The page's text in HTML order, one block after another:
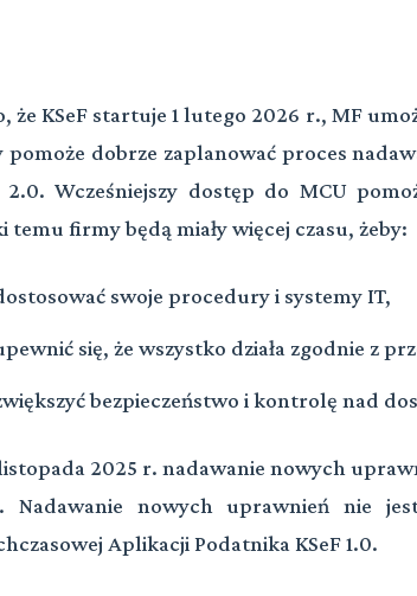
że KSeF startuje 1 lutego 2026 r., MF
dobrze zaplanować proces
2.0. Wcześniejszy dostęp do MCU
temu firmy będą miały więcej czasu, żeby:
swoje procedury i systemy IT,
się, że wszystko działa zgodnie z
bezpieczeństwo i kontrolę nad
2025 r. nadawanie nowych
Nadawanie nowych uprawnień nie
Aplikacji Podatnika KSeF 1.0.